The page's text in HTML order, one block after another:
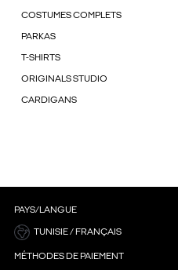
COSTUMES COMPLETS
PARKAS
T-SHIRTS
ORIGINALS STUDIO
CARDIGANS
PAYS/LANGUE
TUNISIE / FRANÇAIS
MÉTHODES DE PAIEMENT